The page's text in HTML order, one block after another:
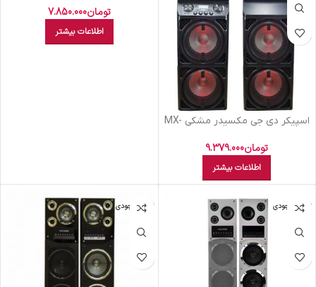
اسپيکر دي جي مکسيدر مشکي MX-
تومان9.379.000
اطلاعات بیشتر
تومان7.850.000
اطلاعات بیشتر
اتمام موجودی اتمام موجودی